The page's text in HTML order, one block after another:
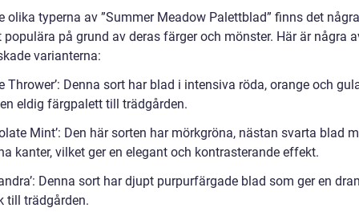
olika typerna av ”Summer Meadow Palettblad” finns det
populära på grund av deras färger och mönster. Här är några
varianterna:
Thrower’: Denna sort har blad i intensiva röda, orange och
eldig färgpalett till trädgården.
Mint’: Den här sorten har mörkgröna, nästan svarta blad
kanter, vilket ger en elegant och kontrasterande effekt.
Denna sort har djupt purpurfärgade blad som ger en
till trädgården.